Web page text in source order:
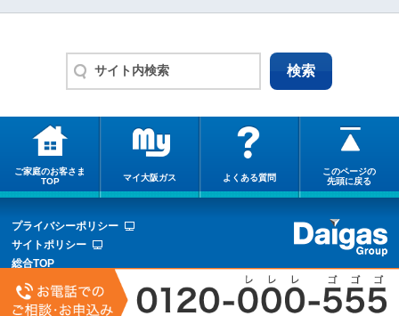
ご家庭のお客さま
TOP
マイ大阪ガス よくある質問
このページの
先頭に戻る
プライバシーポリシー
サイトポリシー
総合TOP
サイトマップ